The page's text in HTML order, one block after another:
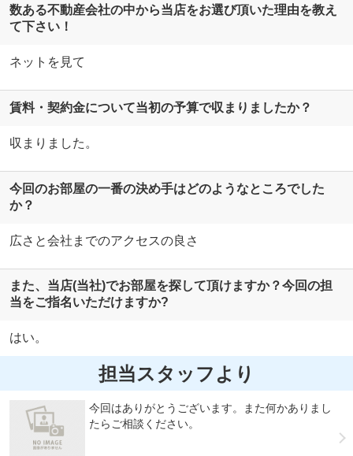
数ある不動産会社の中から当店をお選び頂いた理由を教え
て下さい！
ネットを見て
賃料・契約金について当初の予算で収まりましたか？
収まりました。
今回のお部屋の一番の決め手はどのようなところでした
か？
広さと会社までのアクセスの良さ
また、当店(当社)でお部屋を探して頂けますか？今回の担
当をご指名いただけますか?
はい。
担当スタッフより
今回はありがとうございます。また何かありまし
たらご相談ください。